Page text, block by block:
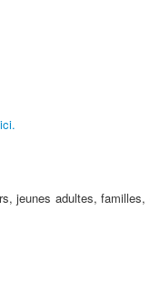
jeunes adultes,